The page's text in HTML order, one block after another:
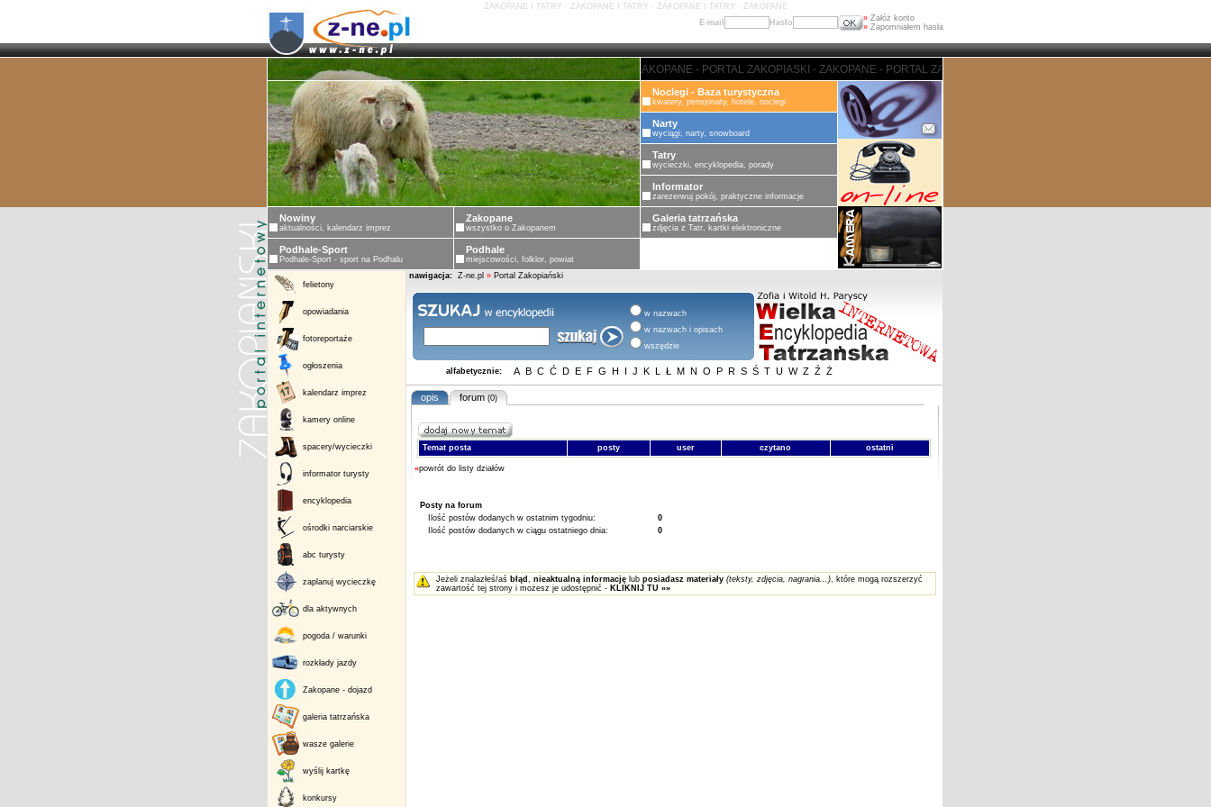
ZAKOPANE I TATRY - ZAKOPANE I TATRY - ZAKOPANE I TATRY - ZAKOPANE
E-mail
Hasło » Załóż konto
» Zapomniałem hasła
ZAKOPANE - PORTAL ZAKOPIASKI - ZAKOPANE - PORTAL ZAKOPIASKI - ZAKOPANE - PORTAL ZAKOPIASKI -
Noclegi - Baza turystyczna
kwatery, pensjonaty, hotele, noclegi
Narty
wyciągi, narty, snowboard
Tatry
wycieczki, encyklopedia, porady
Informator
zarezerwuj pokój, praktyczne informacje
Nowiny
aktualności, kalendarz imprez
Zakopane
wszystko o Zakopanem
Galeria tatrzańska
zdjęcia z Tatr, kartki elektroniczne
Podhale-Sport
Podhale-Sport - sport na Podhalu
Podhale
miejscowości, folklor, powiat
felietony
opowiadania
fotoreportaże
ogłoszenia
kalendarz imprez
kamery online
spacery/wycieczki
informator turysty
encyklopedia
ośrodki narciarskie
abc turysty
zaplanuj wycieczkę
dla aktywnych
pogoda / warunki
rozkłady jazdy
Zakopane - dojazd
galeria tatrzańska
wasze galerie
wyślij kartkę
konkursy
nawigacja: Z-ne.pl » Portal Zakopiański
w nazwach
w nazwach i opisach
wszędzie
alfabetycznie: A B C Ć D E F G H I J K L Ł M N O P R S Ś T U W Z Ź Ż
opis forum (0)
Temat posta posty user czytano ostatni
«powrót do listy działów
Posty na forum
Ilość postów dodanych w ostatnim tygodniu:
0
Ilość postów dodanych w ciągu ostatniego dnia:
0
Jeżeli znalazłeś/aś błąd , nieaktualną informacjęlub posiadasz materiały (teksty, zdjęcia, nagrania...), które mogą rozszerzyć
zawartość tej strony i możesz je udostępnić - KLIKNIJ TU »»